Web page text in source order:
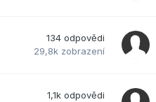
134 odpovědi
29,8k zobrazení
1,1k odpovědi